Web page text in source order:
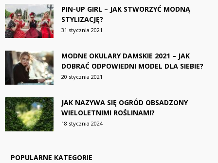
PIN-UP GIRL – JAK STWORZYĆ MODNĄ
STYLIZACJĘ?
31 stycznia 2021
MODNE OKULARY DAMSKIE 2021 – JAK
DOBRAĆ ODPOWIEDNI MODEL DLA SIEBIE?
20 stycznia 2021
JAK NAZYWA SIĘ OGRÓD OBSADZONY
WIELOLETNIMI ROŚLINAMI?
18 stycznia 2024
POPULARNE KATEGORIE